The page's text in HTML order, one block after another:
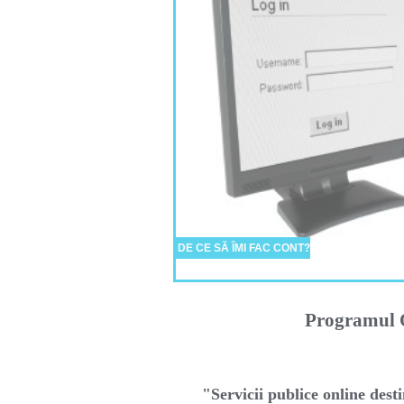
DE CE SĂ ÎMI FAC CONT?
Programul
"Servicii publice online